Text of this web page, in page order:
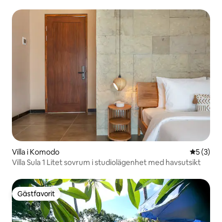
Villa i Komodo 5 av 5 i
5 (3)
Villa Sula 1 Litet sovrum i studiolägenhet med havsutsikt
Gästfavorit
Gästfavorit